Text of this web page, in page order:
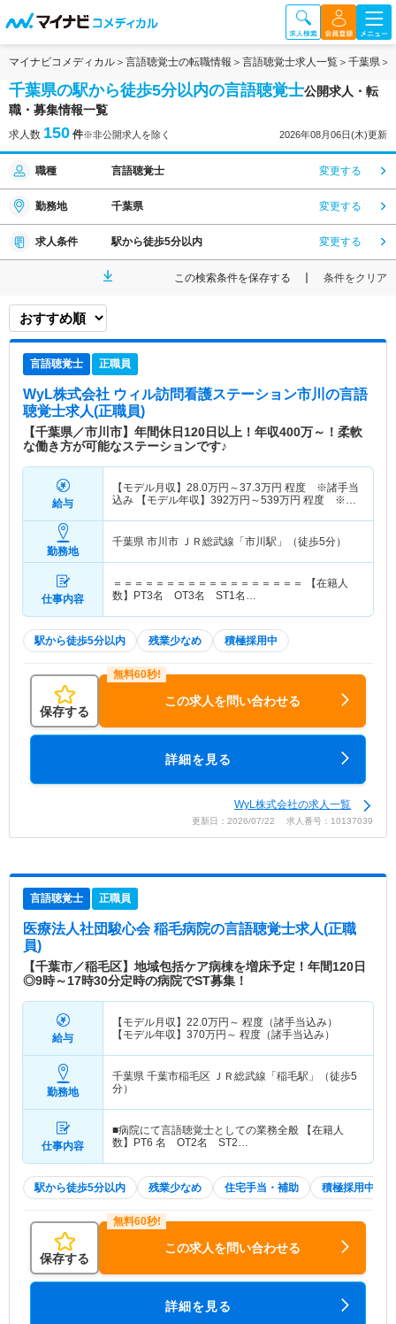
マイナビコメディカル 言語聴覚士の転職情報 言語聴覚士求人一覧 千葉県
千葉県の駅から徒歩5分以内の言語聴覚士公開求人・転
職・募集情報一覧
求人数 150 件※非公開求人を除く 2026年08月06日(木)更新
職種 言語聴覚士 変更する
勤務地 千葉県 変更する
求人条件 駅から徒歩5分以内 変更する
この検索条件を保存する 条件をクリア
言語聴覚士 正職員
WyL株式会社 ウィル訪問看護ステーション市川 の言語
聴覚士求人(正職員)
【千葉県／市川市】年間休日120日以上！年収400万～！柔軟
な働き方が可能なステーションです♪
給与
【モデル月収】 28.0万円～37.3万円 程度 ※諸手当
込み 【モデル年収】 392万円～539万円 程度 ※諸
勤務地
千葉県 市川市 ＪＲ総武線「市川駅」（徒歩5分）
仕事内容
＝＝＝＝＝＝＝＝＝＝＝＝＝＝＝＝＝＝ 【在籍人
数】PT3名 OT3名 ST1名…
駅から徒歩5分以内 残業少なめ 積極採用中
保存する
この求人を問い合わせる
詳細を見る
WyL株式会社の求人一覧
更新日：2026/07/22 求人番号：10137039
言語聴覚士 正職員
医療法人社団駿心会 稲毛病院の言語聴覚士求人(正職
員)
【千葉市／稲毛区】地域包括ケア病棟を増床予定！年間120日
◎9時～17時30分定時の病院でST募集！
給与
【モデル月収】 22.0万円～ 程度（諸手当込み）
【モデル年収】 370万円～ 程度（諸手当込み）
勤務地
千葉県 千葉市稲毛区
ＪＲ総武線「稲毛駅」（徒歩5
分）
仕事内容
■病院にて言語聴覚士としての業務全般 【在籍人
数】PT6 名 OT2名 ST2…
駅から徒歩5分以内 残業少なめ 住宅手当・補助 積極採用中
保存する
この求人を問い合わせる
詳細を見る